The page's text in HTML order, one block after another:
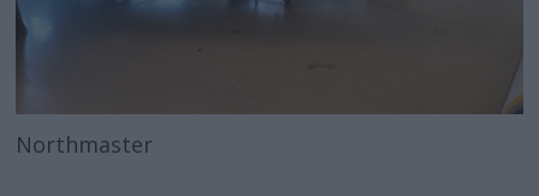
Northmaster